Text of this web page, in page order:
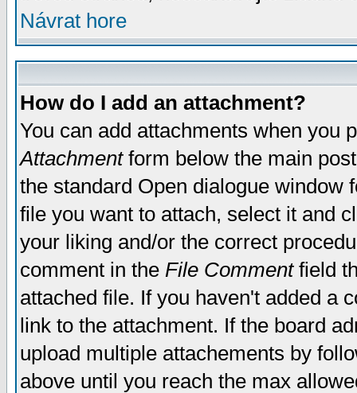
Návrat hore
How do I add an attachment?
You can add attachments when you
Attachmentform below the main
the standard Open dialogue window
file you want to attach, select it and
your liking and/or the correct
comment in the File Commentfield
attached file. If you haven't added a
link to the attachment. If the board
upload multiple attachements by
above until you reach the max